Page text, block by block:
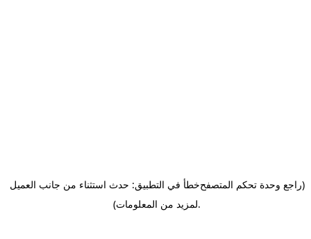
خطأ في التطبيق: حدث استثناء من جانب العميل(راجع وحدة تحكم المتصفح
لمزيد من المعلومات).